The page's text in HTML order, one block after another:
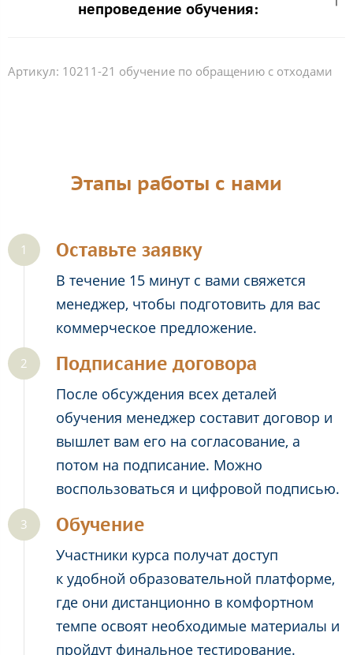
непроведение обучения:
Артикул: 10211-21 обучение по обращению с отходами
Этапы работы с нами
Оставьте заявку
В течение 15 минут с вами свяжется
менеджер, чтобы подготовить для вас
коммерческое предложение.
Подписание договора
После обсуждения всех деталей
обучения менеджер составит договор и
вышлет вам его на согласование, а
потом на подписание. Можно
воспользоваться и цифровой подписью.
Обучение
Участники курса получат доступ
к удобной образовательной платформе,
где они дистанционно в комфортном
темпе освоят необходимые материалы и
пройдут финальное тестирование.